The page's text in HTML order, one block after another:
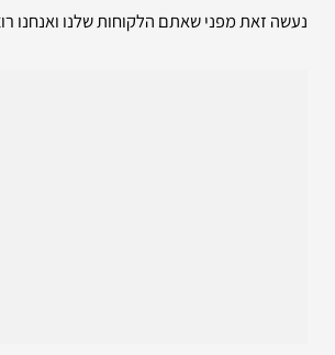
נעשה זאת מפני שאתם הלקוחות שלנו ואנחנו